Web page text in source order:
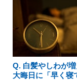
Q. 白髪やしわが増
大晦日に「早く寝